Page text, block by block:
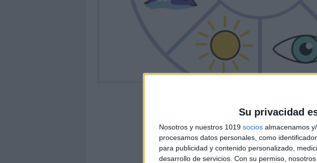
Su privacidad
Nosotros y nuestros 1019 socios almacenamos
procesamos datos personales, como
para publicidad y contenido personalizado,
desarrollo de servicios. Con su permiso,